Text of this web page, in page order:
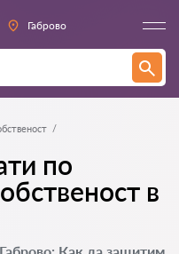
Габрово
по
в